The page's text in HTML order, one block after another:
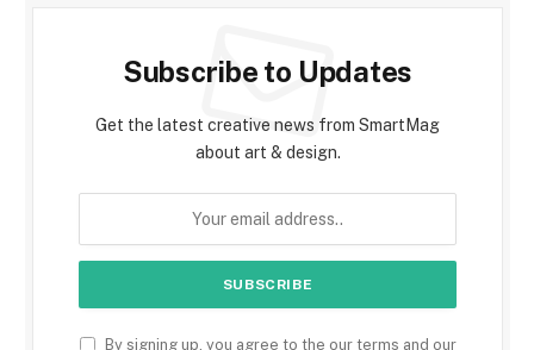
Subscribe to Updates
Get the latest creative news from SmartMag
about art & design.
By signing up, you agree to the our terms and our